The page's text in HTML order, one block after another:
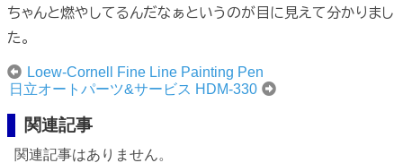
ちゃんと燃やしてるんだなぁというのが目に見えて分かりまし
た。
Loew-Cornell Fine Line Painting Pen
日立オートパーツ&サービス HDM-330
関連記事
関連記事はありません。